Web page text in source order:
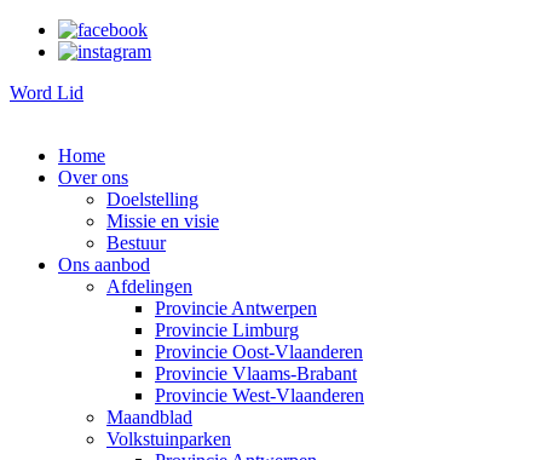
Word Lid
Home
Over ons
Doelstelling
Missie en visie
Bestuur
Ons aanbod
Afdelingen
Provincie Antwerpen
Provincie Limburg
Provincie Oost-Vlaanderen
Provincie Vlaams-Brabant
Provincie West-Vlaanderen
Maandblad
Volkstuinparken